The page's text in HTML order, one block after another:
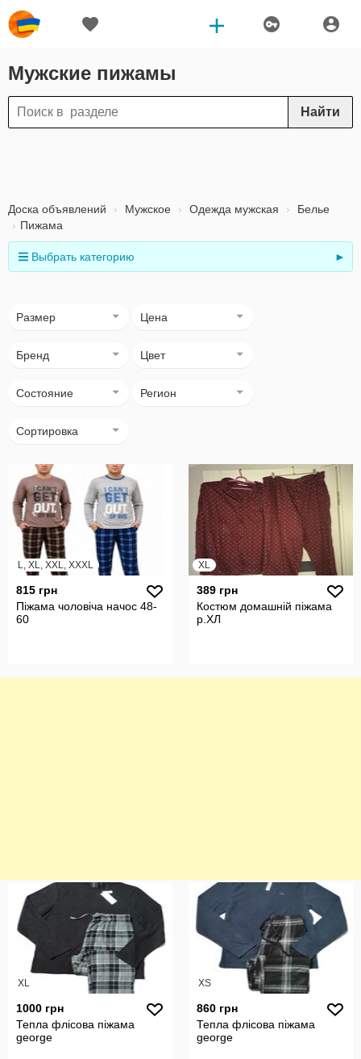
Мужские пижамы
Найти
Доска объявлений Мужское Одежда мужская
Белье
Пижама
Выбрать категорию ►
Размер Цена
Бренд Цвет
Состояние Регион
Сортировка
L, XL, XXL, XXXL
815 грн
Піжама чоловіча начос 48-
60
XL
389 грн
Костюм домашній піжама
р.ХЛ
XL
1000 грн
Тепла флісова піжама
george
XS
860 грн
Тепла флісова піжама
george